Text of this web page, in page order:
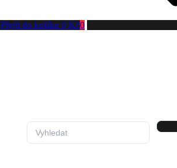
Přejít do košíku 0 Kč0